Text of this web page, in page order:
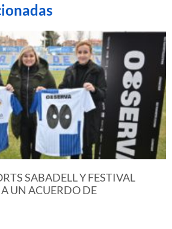
SABADELL Y FESTIVAL
UN ACUERDO DE